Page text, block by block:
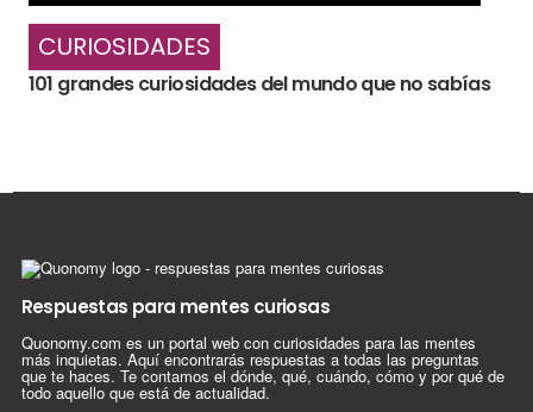
CURIOSIDADES
101 grandes curiosidades del mundo que no sabías
Respuestas para mentes curiosas
Quonomy.com es un portal web con curiosidades para las mentes
más inquietas. Aquí encontrarás respuestas a todas las preguntas
que te haces. Te contamos el dónde, qué, cuándo, cómo y por qué de
todo aquello que está de actualidad.